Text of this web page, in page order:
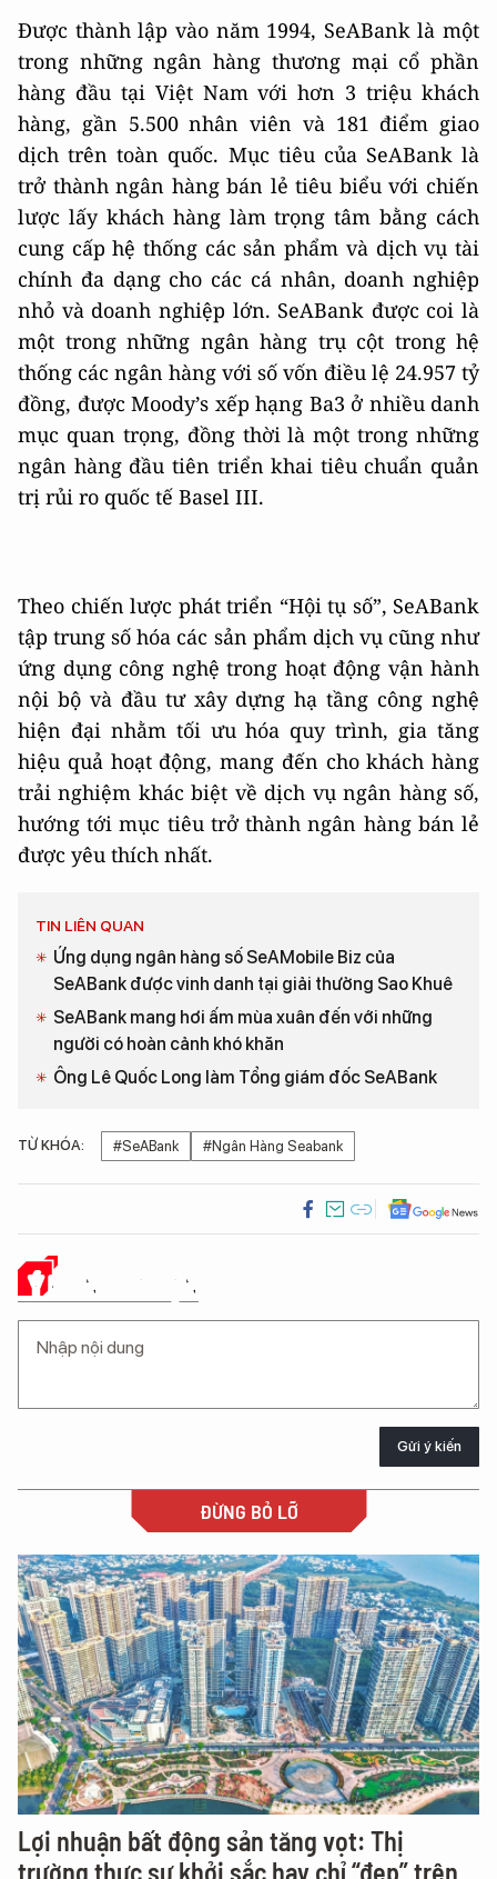
Được thành lập vào năm 1994, SeABank là một
trong những ngân hàng thương mại cổ phần
hàng đầu tại Việt Nam với hơn 3 triệu khách
hàng, gần 5.500 nhân viên và 181 điểm giao
dịch trên toàn quốc. Mục tiêu của SeABank là
trở thành ngân hàng bán lẻ tiêu biểu với chiến
lược lấy khách hàng làm trọng tâm bằng cách
cung cấp hệ thống các sản phẩm và dịch vụ tài
chính đa dạng cho các cá nhân, doanh nghiệp
nhỏ và doanh nghiệp lớn. SeABank được coi là
một trong những ngân hàng trụ cột trong hệ
thống các ngân hàng với số vốn điều lệ 24.957 tỷ
đồng, được Moody’s xếp hạng Ba3 ở nhiều danh
mục quan trọng, đồng thời là một trong những
ngân hàng đầu tiên triển khai tiêu chuẩn quản
trị rủi ro quốc tế Basel III.
Theo chiến lược phát triển “Hội tụ số”, SeABank
tập trung số hóa các sản phẩm dịch vụ cũng như
ứng dụng công nghệ trong hoạt động vận hành
nội bộ và đầu tư xây dựng hạ tầng công nghệ
hiện đại nhằm tối ưu hóa quy trình, gia tăng
hiệu quả hoạt động, mang đến cho khách hàng
trải nghiệm khác biệt về dịch vụ ngân hàng số,
hướng tới mục tiêu trở thành ngân hàng bán lẻ
được yêu thích nhất.
TIN LIÊN QUAN
Ứng dụng ngân hàng số SeAMobile Biz của
SeABank được vinh danh tại giải thưởng Sao Khuê
SeABank mang hơi ấm mùa xuân đến với những
người có hoàn cảnh khó khăn
Ông Lê Quốc Long làm Tổng giám đốc SeABank
TỪ KHÓA: #SeABank #Ngân Hàng Seabank
Ý KIẾN CỦA BẠN
Gửi ý kiến
ĐỪNG BỎ LỠ
Lợi nhuận bất động sản tăng vọt: Thị
trường thực sự khởi sắc hay chỉ “đẹp” trên